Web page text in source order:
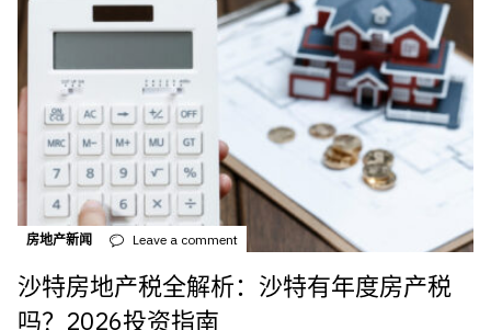
房地产新闻 Leave a comment
沙特房地产税全解析：沙特有年度房产税
吗？2026投资指南